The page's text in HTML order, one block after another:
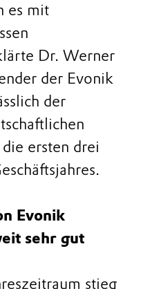
es mit
Dr. Werner
der Evonik
der
ersten drei
Evonik
sehr gut
stieg